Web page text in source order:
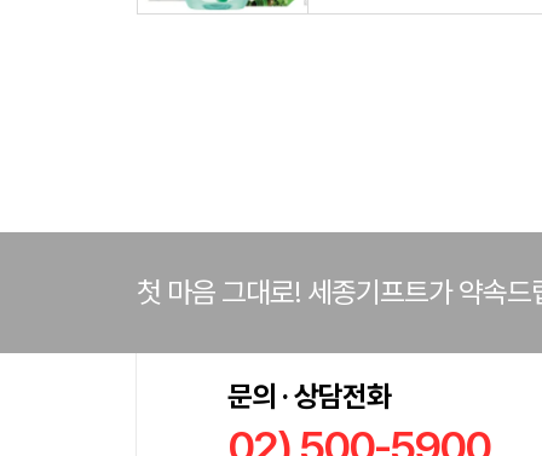
첫 마음 그대로! 세종기프트가 약속드
문의 · 상담전화